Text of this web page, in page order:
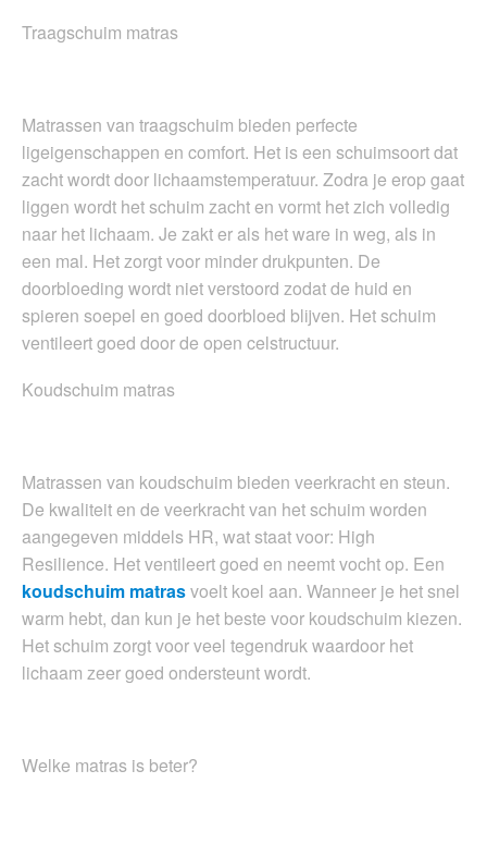
Traagschuim matras
Matrassen van traagschuim bieden perfecte
ligeigenschappen en comfort. Het is een schuimsoort dat
zacht wordt door lichaamstemperatuur. Zodra je erop gaat
liggen wordt het schuim zacht en vormt het zich volledig
naar het lichaam. Je zakt er als het ware in weg, als in
een mal. Het zorgt voor minder drukpunten. De
doorbloeding wordt niet verstoord zodat de huid en
spieren soepel en goed doorbloed blijven. Het schuim
ventileert goed door de open celstructuur.
Koudschuim matras
Matrassen van koudschuim bieden veerkracht en steun.
De kwaliteit en de veerkracht van het schuim worden
aangegeven middels HR, wat staat voor: High
Resilience. Het ventileert goed en neemt vocht op. Een
koudschuim matrasvoelt koel aan. Wanneer je het snel
warm hebt, dan kun je het beste voor koudschuim kiezen.
Het schuim zorgt voor veel tegendruk waardoor het
lichaam zeer goed ondersteunt wordt.
Welke matras is beter?